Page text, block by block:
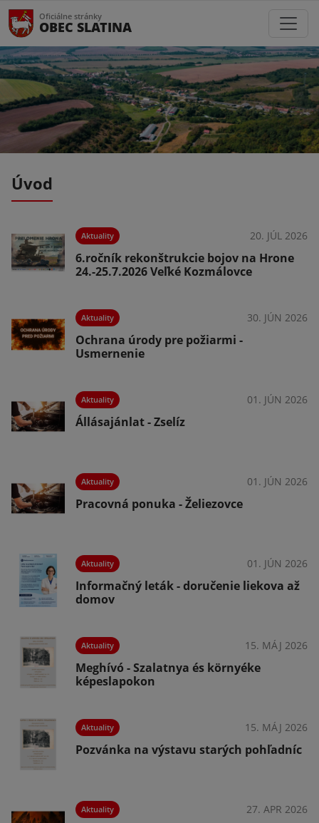
Oficiálne stránky
OBEC SLATINA
Úvod
Aktuality 20. JÚL 2026
6.ročník rekonštrukcie bojov na Hrone
24.-25.7.2026 Veľké Kozmálovce
Aktuality 30. JÚN 2026
Ochrana úrody pre požiarmi -
Usmernenie
Aktuality 01. JÚN 2026
Állásajánlat - Zselíz
Aktuality 01. JÚN 2026
Pracovná ponuka - Želiezovce
Aktuality 01. JÚN 2026
Informačný leták - doručenie liekova až
domov
Aktuality 15. MÁJ 2026
Meghívó - Szalatnya és környéke
képeslapokon
Aktuality 15. MÁJ 2026
Pozvánka na výstavu starých pohľadníc
Aktuality 27. APR 2026